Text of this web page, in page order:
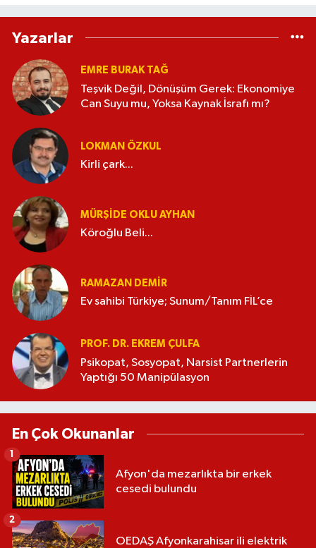
Yazarlar
EMRE BURAK TAĞ
Teşvik Değil, Dönüşüm Gerek: Ekonomiye
Can Suyu mu, Yoksa Kaynak İsrafı mı?
LOKMAN ÖZKUL
Kirli çark...
MÜRŞIDE OKLU AYHAN
Köroğlu Beli...
RAMAZAN DEMİR
Ev sahibi Türkiye; Sunum/Tanım FİL’ce
PROF. DR. EKREM ÇULFA
Psikopat, Sosyopat, Narsist Partnerlerin
Yaptığı 50 Manipülasyon
En Çok Okunanlar
Afyon'da mezarlıkta bir erkek
cesedi bulundu
1
OEDAŞ Afyonkarahisar ili elektrik
2